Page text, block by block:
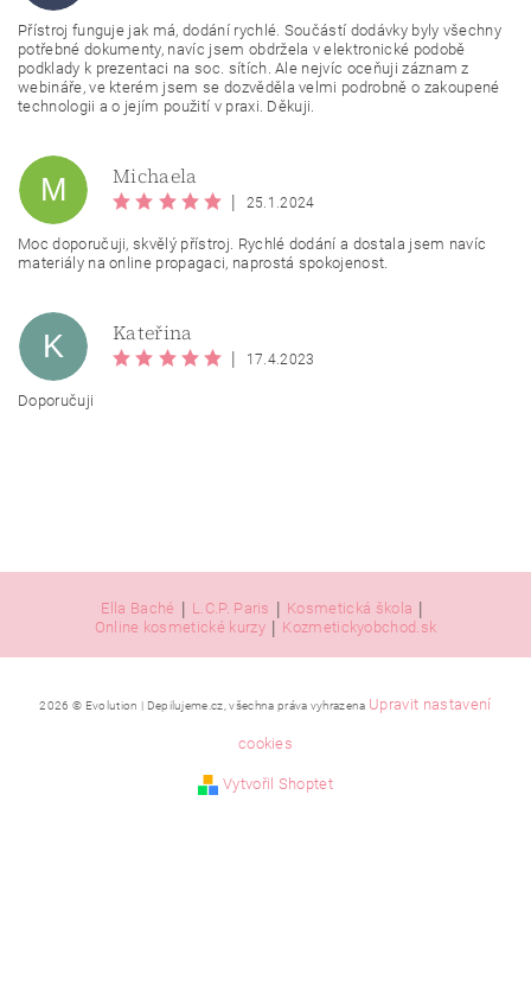
Přístroj funguje jak má, dodání rychlé. Součástí dodávky byly všechny
potřebné dokumenty, navíc jsem obdržela v elektronické podobě
podklady k prezentaci na soc. sítích. Ale nejvíc oceňuji záznam z
webináře, ve kterém jsem se dozvěděla velmi podrobně o zakoupené
technologii a o jejím použití v praxi. Děkuji.
M Michaela
25.1.2024
Moc doporučuji, skvělý přístroj. Rychlé dodání a dostala jsem navíc
materiály na online propagaci, naprostá spokojenost.
K Kateřina
17.4.2023
Doporučuji
Ella Baché L.C.P. Paris Kosmetická škola
Online kosmetické kurzy Kozmetickyobchod.sk
2026 © Evolution | Depilujeme.cz, všechna práva vyhrazena Upravit nastavení
cookies
Vytvořil Shoptet